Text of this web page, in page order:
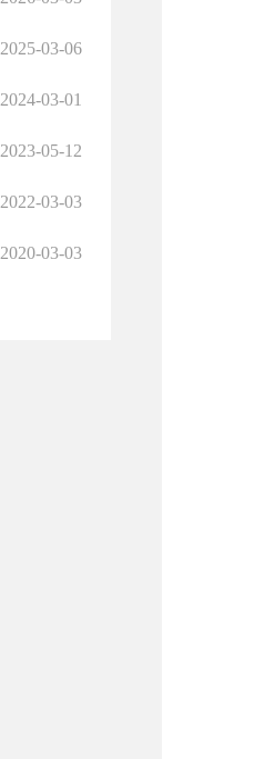
2025-03-06
2024-03-01
2023-05-12
2022-03-03
2020-03-03